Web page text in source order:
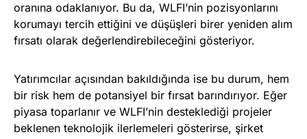
oranına odaklanıyor. Bu da, WLFI’nin pozisyonlarını
korumayı tercih ettiğini ve düşüşleri birer yeniden alım
fırsatı olarak değerlendirebileceğini gösteriyor.
Yatırımcılar açısından bakıldığında ise bu durum, hem
bir risk hem de potansiyel bir fırsat barındırıyor. Eğer
piyasa toparlanır ve WLFI’nin desteklediği projeler
beklenen teknolojik ilerlemeleri gösterirse, şirket